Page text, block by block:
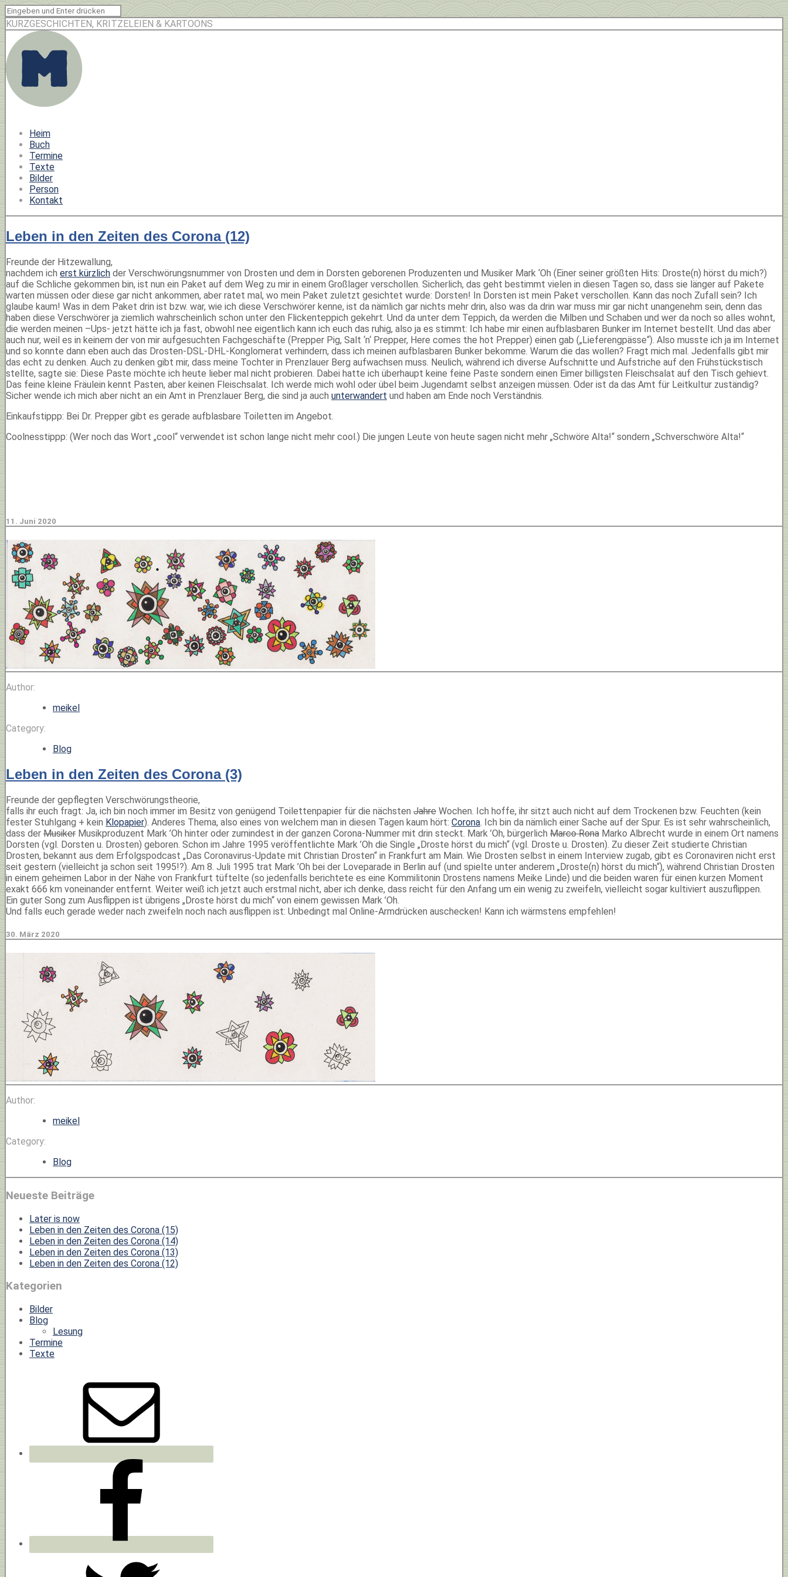
KURZGESCHICHTEN, KRITZELEIEN & KARTOONS
Heim
Buch
Termine
Texte
Bilder
Person
Kontakt
Leben in den Zeiten des Corona (12)
Freunde der Hitzewallung,
nachdem ich erst kürzlich der Verschwörungsnummer von Drosten und dem in Dorsten geborenen Produzenten und Musiker Mark ‘Oh (Einer seiner größten Hits: Droste(n) hörst du mich?)
auf die Schliche gekommen bin, ist nun ein Paket auf dem Weg zu mir in einem Großlager verschollen. Sicherlich, das geht bestimmt vielen in diesen Tagen so, dass sie länger auf Pakete
warten müssen oder diese gar nicht ankommen, aber ratet mal, wo mein Paket zuletzt gesichtet wurde: Dorsten! In Dorsten ist mein Paket verschollen. Kann das noch Zufall sein? Ich
glaube kaum! Was in dem Paket drin ist bzw. war, wie ich diese Verschwörer kenne, ist da nämlich gar nichts mehr drin, also was da drin war muss mir gar nicht unangenehm sein, denn das
haben diese Verschwörer ja ziemlich wahrscheinlich schon unter den Flickenteppich gekehrt. Und da unter dem Teppich, da werden die Milben und Schaben und wer da noch so alles wohnt,
die werden meinen –Ups- jetzt hätte ich ja fast, obwohl nee eigentlich kann ich euch das ruhig, also ja es stimmt: Ich habe mir einen aufblasbaren Bunker im Internet bestellt. Und das aber
auch nur, weil es in keinem der von mir aufgesuchten Fachgeschäfte (Prepper Pig, Salt ‘n‘ Prepper, Here comes the hot Prepper) einen gab („Lieferengpässe“). Also musste ich ja im Internet
und so konnte dann eben auch das Drosten-DSL-DHL-Konglomerat verhindern, dass ich meinen aufblasbaren Bunker bekomme. Warum die das wollen? Fragt mich mal. Jedenfalls gibt mir
das echt zu denken. Auch zu denken gibt mir, dass meine Tochter in Prenzlauer Berg aufwachsen muss. Neulich, während ich diverse Aufschnitte und Aufstriche auf den Frühstückstisch
stellte, sagte sie: Diese Paste möchte ich heute lieber mal nicht probieren. Dabei hatte ich überhaupt keine feine Paste sondern einen Eimer billigsten Fleischsalat auf den Tisch gehievt.
Das feine kleine Fräulein kennt Pasten, aber keinen Fleischsalat. Ich werde mich wohl oder übel beim Jugendamt selbst anzeigen müssen. Oder ist da das Amt für Leitkultur zuständig?
Sicher wende ich mich aber nicht an ein Amt in Prenzlauer Berg, die sind ja auch unterwandert und haben am Ende noch Verständnis.
Einkaufstippp: Bei Dr. Prepper gibt es gerade aufblasbare Toiletten im Angebot.
Coolnesstippp: (Wer noch das Wort „cool“ verwendet ist schon lange nicht mehr cool.) Die jungen Leute von heute sagen nicht mehr „Schwöre Alta!“ sondern „Schverschwöre Alta!“
11. Juni 2020
Author:
meikel
Category:
Blog
Leben in den Zeiten des Corona (3)
Freunde der gepflegten Verschwörungstheorie,
falls ihr euch fragt: Ja, ich bin noch immer im Besitz von genügend Toilettenpapier für die nächsten Jahre Wochen. Ich hoffe, ihr sitzt auch nicht auf dem Trockenen bzw. Feuchten (kein
fester Stuhlgang + kein Klopapier). Anderes Thema, also eines von welchem man in diesen Tagen kaum hört: Corona. Ich bin da nämlich einer Sache auf der Spur. Es ist sehr wahrscheinlich,
dass der Musiker Musikproduzent Mark ’Oh hinter oder zumindest in der ganzen Corona-Nummer mit drin steckt. Mark ’Oh, bürgerlich Marco Rona Marko Albrecht wurde in einem Ort namens
Dorsten (vgl. Dorsten u. Drosten) geboren. Schon im Jahre 1995 veröffentlichte Mark ’Oh die Single „Droste hörst du mich“ (vgl. Droste u. Drosten). Zu dieser Zeit studierte Christian
Drosten, bekannt aus dem Erfolgspodcast „Das Coronavirus-Update mit Christian Drosten“ in Frankfurt am Main. Wie Drosten selbst in einem Interview zugab, gibt es Coronaviren nicht erst
seit gestern (vielleicht ja schon seit 1995!?). Am 8. Juli 1995 trat Mark ’Oh bei der Loveparade in Berlin auf (und spielte unter anderem „Droste(n) hörst du mich“), während Christian Drosten
in einem geheimen Labor in der Nähe von Frankfurt tüftelte (so jedenfalls berichtete es eine Kommilitonin Drostens namens Meike Linde) und die beiden waren für einen kurzen Moment
exakt 666 km voneinander entfernt. Weiter weiß ich jetzt auch erstmal nicht, aber ich denke, dass reicht für den Anfang um ein wenig zu zweifeln, vielleicht sogar kultiviert auszuflippen.
Ein guter Song zum Ausflippen ist übrigens „Droste hörst du mich“ von einem gewissen Mark ’Oh.
Und falls euch gerade weder nach zweifeln noch nach ausflippen ist: Unbedingt mal Online-Armdrücken auschecken! Kann ich wärmstens empfehlen!
30. März 2020
Author:
meikel
Category:
Blog
Neueste Beiträge
Later is now
Leben in den Zeiten des Corona (15)
Leben in den Zeiten des Corona (14)
Leben in den Zeiten des Corona (13)
Leben in den Zeiten des Corona (12)
Kategorien
Bilder
Blog
Lesung
Termine
Texte